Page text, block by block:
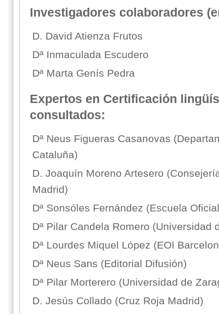
Investigadores colaboradores
D. David Atienza Frutos
Dª Inmaculada Escudero
Dª Marta Genís Pedra
Expertos en Certificación
consultados:
Dª Neus Figueras Casanovas
Cataluña)
D. Joaquín Moreno Artesero
Madrid)
Dª Sonsóles Fernández (Escuela
Dª Pilar Candela Romero (Universidad
Dª Lourdes Miquel López (EOI
Dª Neus Sans (Editorial Difusión)
Dª Pilar Morterero (Universidad de
D. Jesús Collado (Cruz Roja Madrid)